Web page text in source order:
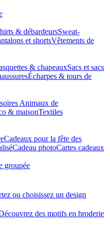
& débardeursSweat-
et shortsVêtements de
& chapeauxSacs et sacs
Écharpes & tours de
Animaux de
& maisonTextiles
Cadeaux pour la fête des
Cadeau photoCartes cadeaux
groupée
ou choisissez un design
des motifs en broderie